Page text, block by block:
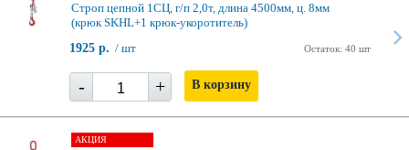
Строп цепной 1СЦ, г/п 2,0т, длина 4500мм, ц. 8мм
(крюк SKHL+1 крюк-укоротитель)
Остаток: 40 шт
1925 р. / шт
- + В корзину
АКЦИЯ